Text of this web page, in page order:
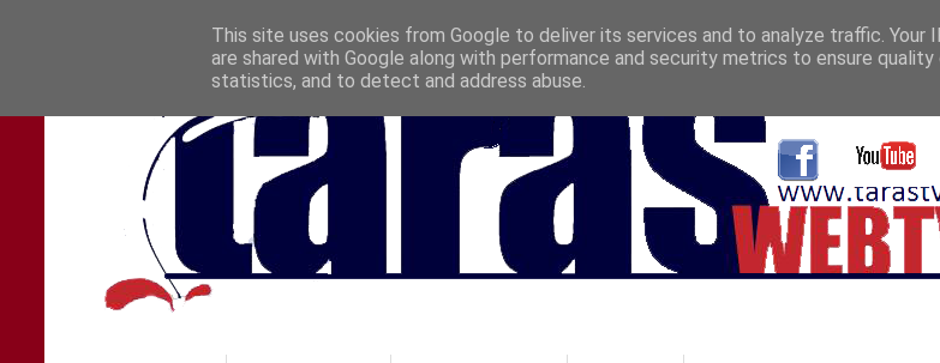
This site uses cookies from Google to deliver its services and to analyze traffic. Your
are shared with Google along with performance and security metrics to ensure
statistics, and to detect and address abuse.